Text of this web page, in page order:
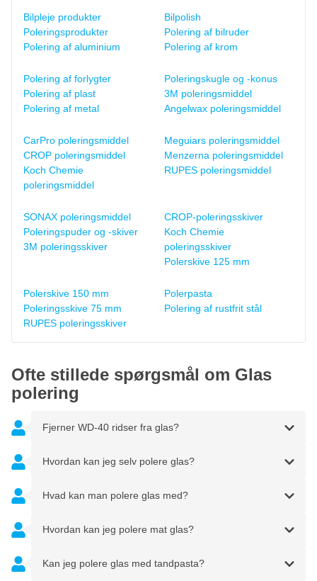
Bilpleje produkter
Poleringsprodukter
Polering af aluminium
Bilpolish
Polering af bilruder
Polering af krom
Polering af forlygter
Polering af plast
Polering af metal
Poleringskugle og -konus
3M poleringsmiddel
Angelwax poleringsmiddel
CarPro poleringsmiddel
CROP poleringsmiddel
Koch Chemie
poleringsmiddel
Meguiars poleringsmiddel
Menzerna poleringsmiddel
RUPES poleringsmiddel
SONAX poleringsmiddel
Poleringspuder og -skiver
3M poleringsskiver
CROP-poleringsskiver
Koch Chemie
poleringsskiver
Polerskive 125 mm
Polerskive 150 mm
Poleringsskive 75 mm
RUPES poleringsskiver
Polerpasta
Polering af rustfrit stål
Ofte stillede spørgsmål om Glas
polering
Fjerner WD-40 ridser fra glas?
Hvordan kan jeg selv polere glas?
Hvad kan man polere glas med?
Hvordan kan jeg polere mat glas?
Kan jeg polere glas med tandpasta?